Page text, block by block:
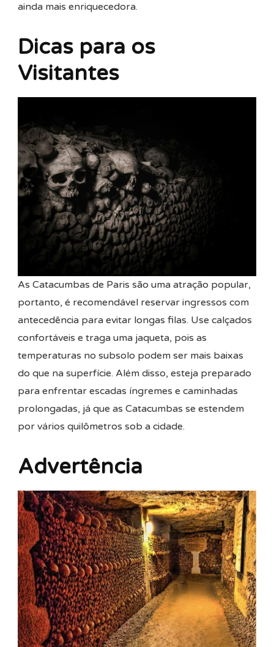
ainda mais enriquecedora.
Dicas para os
Visitantes
As Catacumbas de Paris são uma atração popular,
portanto, é recomendável reservar ingressos com
antecedência para evitar longas filas. Use calçados
confortáveis e traga uma jaqueta, pois as
temperaturas no subsolo podem ser mais baixas
do que na superfície. Além disso, esteja preparado
para enfrentar escadas íngremes e caminhadas
prolongadas, já que as Catacumbas se estendem
por vários quilômetros sob a cidade.
Advertência